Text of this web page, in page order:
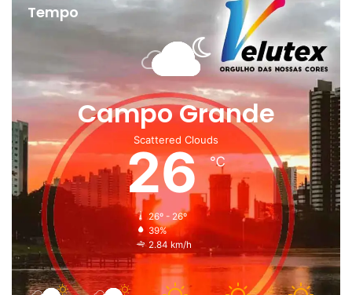
Tempo
Campo Grande
Scattered Clouds
26℃
26º - 26º
39%
2.84 km/h